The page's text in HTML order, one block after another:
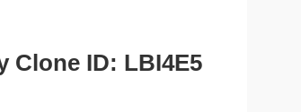
Clone ID: LBI4E5